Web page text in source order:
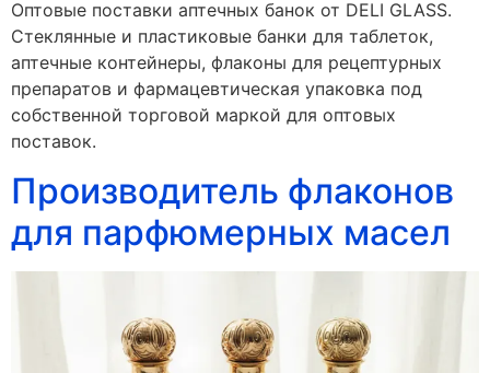
Оптовые поставки аптечных банок от DELI GLASS.
Стеклянные и пластиковые банки для таблеток,
аптечные контейнеры, флаконы для рецептурных
препаратов и фармацевтическая упаковка под
собственной торговой маркой для оптовых
поставок.
Производитель флаконов
для парфюмерных масел